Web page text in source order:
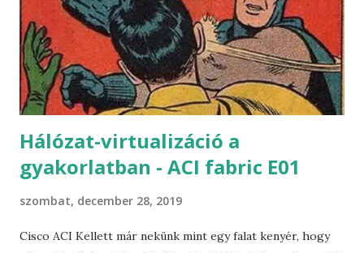
Hálózat-virtualizáció a
gyakorlatban - ACI fabric E01
szombat, december 28, 2019
Cisco ACI Kellett már nekünk mint egy falat kenyér, hogy